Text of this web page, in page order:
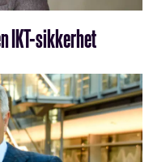
IKT-sikkerhet